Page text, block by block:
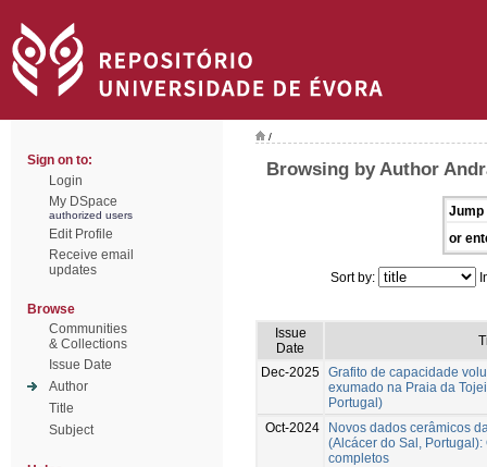
Sign on to:
Login
My DSpace
authorized users
Edit Profile
Receive email
updates
Browse
Communities
& Collections
Issue Date
Author
Title
Subject
/
Browsing by Author
Jump
or
Sort by:
Issue
Date
Dec-2025 Grafito de capacidade
exumado na Praia da
Portugal)
Oct-2024
Novos dados cerâmicos
(Alcácer do Sal,
completos